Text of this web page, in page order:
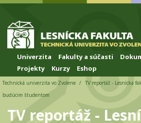
Skip to cookies
Skip to navigation
Skočiť na hlavný obsah
Univerzita Fakulty a súčasti
Projekty
Kurzy Eshop
Technická univerzita vo Zvolene
TV reportáž - Lesnícka
budúcim študentom
TV reportáž -